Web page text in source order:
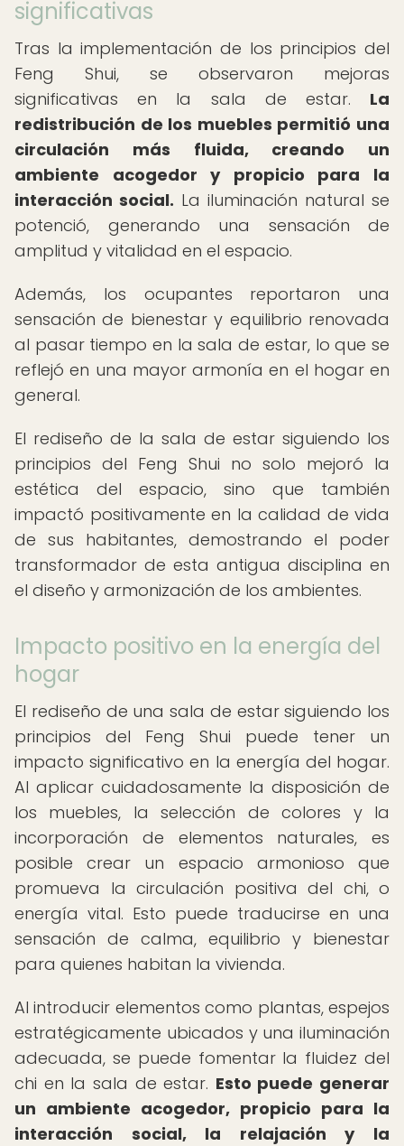
significativas
Tras la implementación de los principios del
Feng Shui, se observaron mejoras
significativas en la sala de estar. La
redistribución de los muebles permitió una
circulación más fluida, creando un
ambiente acogedor y propicio para la
interacción social. La iluminación natural se
potenció, generando una sensación de
amplitud y vitalidad en el espacio.
Además, los ocupantes reportaron una
sensación de bienestar y equilibrio renovada
al pasar tiempo en la sala de estar, lo que se
reflejó en una mayor armonía en el hogar en
general.
El rediseño de la sala de estar siguiendo los
principios del Feng Shui no solo mejoró la
estética del espacio, sino que también
impactó positivamente en la calidad de vida
de sus habitantes, demostrando el poder
transformador de esta antigua disciplina en
el diseño y armonización de los ambientes.
Impacto positivo en la energía del
hogar
El rediseño de una sala de estar siguiendo los
principios del Feng Shui puede tener un
impacto significativo en la energía del hogar.
Al aplicar cuidadosamente la disposición de
los muebles, la selección de colores y la
incorporación de elementos naturales, es
posible crear un espacio armonioso que
promueva la circulación positiva del chi, o
energía vital. Esto puede traducirse en una
sensación de calma, equilibrio y bienestar
para quienes habitan la vivienda.
Al introducir elementos como plantas, espejos
estratégicamente ubicados y una iluminación
adecuada, se puede fomentar la fluidez del
chi en la sala de estar. Esto puede generar
un ambiente acogedor, propicio para la
interacción social, la relajación y la